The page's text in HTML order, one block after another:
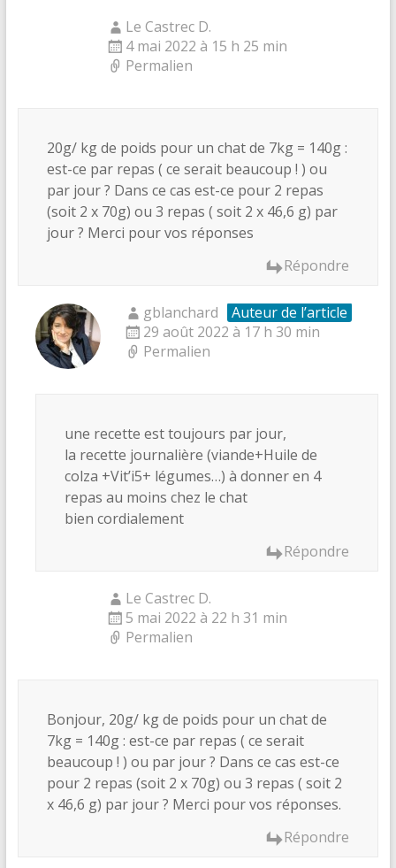
Le Castrec D.
4 mai 2022 à 15 h 25 min
Permalien
20g/ kg de poids pour un chat de 7kg = 140g :
est-ce par repas ( ce serait beaucoup ! ) ou
par jour ? Dans ce cas est-ce pour 2 repas
(soit 2 x 70g) ou 3 repas ( soit 2 x 46,6 g) par
jour ? Merci pour vos réponses
Répondre
gblanchard
Auteur de l’article
29 août 2022 à 17 h 30 min
Permalien
une recette est toujours par jour,
la recette journalière (viande+Huile de
colza +Vit’i5+ légumes…) à donner en 4
repas au moins chez le chat
bien cordialement
Répondre
Le Castrec D.
5 mai 2022 à 22 h 31 min
Permalien
Bonjour, 20g/ kg de poids pour un chat de
7kg = 140g : est-ce par repas ( ce serait
beaucoup ! ) ou par jour ? Dans ce cas est-ce
pour 2 repas (soit 2 x 70g) ou 3 repas ( soit 2
x 46,6 g) par jour ? Merci pour vos réponses.
Répondre